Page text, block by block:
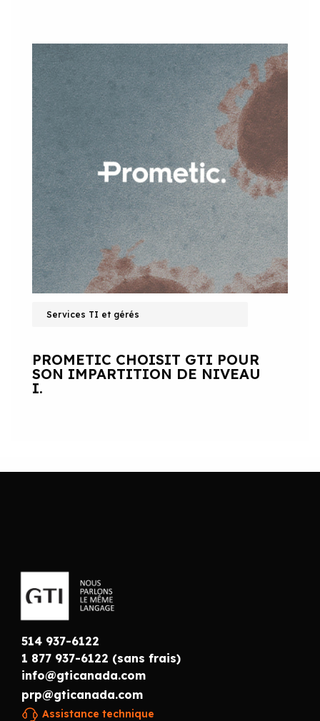
Services TI et gérés
PROMETIC CHOISIT GTI POUR
SON IMPARTITION DE NIVEAU
I.
514 937-6122
1 877 937-6122 (sans frais)
info@gticanada.com
prp@gticanada.com
Assistance technique